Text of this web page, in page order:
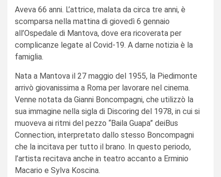
Aveva 66 anni. L’attrice, malata da circa tre anni, è
scomparsa nella mattina di giovedì 6 gennaio
all’Ospedale di Mantova, dove era ricoverata per
complicanze legate al Covid-19. A darne notizia è la
famiglia.
Nata a Mantova il 27 maggio del 1955, la Piedimonte
arrivò giovanissima a Roma per lavorare nel cinema.
Venne notata da Gianni Boncompagni, che utilizzò la
sua immagine nella sigla di Discoring del 1978, in cui si
muoveva ai ritmi del pezzo “Baila Guapa” deiBus
Connection, interpretato dallo stesso Boncompagni
che la incitava per tutto il brano. In questo periodo,
l’artista recitava anche in teatro accanto a Erminio
Macario e Sylva Koscina.